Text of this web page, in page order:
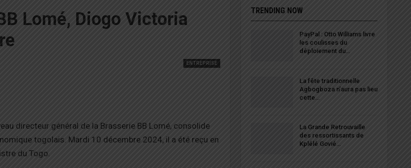
Lomé, Diogo Victoria
ENTREPRISE
directeur général de la Brasserie BB Lomé, consolide
togolais. Mardi 10 décembre 2024, il a été reçu en
du Togo.
TRENDING NOW
PayPal : Otto Williams livre
les coulisses du
déploiement du…
La fête traditionnelle
Agbogboza n’aura pas lieu
cette…
La Grande Retrouvaille
des ressortissants de
Kplélé Govié…